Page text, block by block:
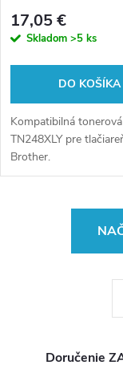
box)
17,05 €
Skladom >5 ks
DO KOŠÍKA
Kompatibilná
TN248XLY pre
Brother.
Doručenie